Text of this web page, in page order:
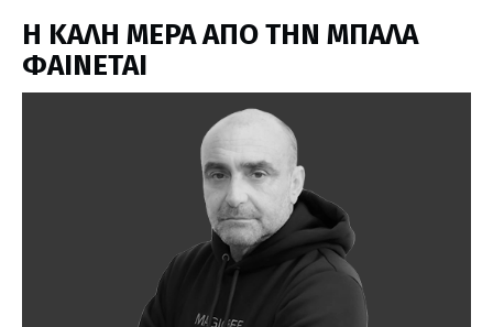
H ΚΑΛΗ ΜΕΡΑ ΑΠΟ ΤΗΝ ΜΠΑΛΑ
ΦΑΙΝΕΤΑΙ